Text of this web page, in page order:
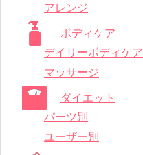
アレンジ
ボディケア
デイリーボディケア
マッサージ
ダイエット
パーツ別
ユーザー別